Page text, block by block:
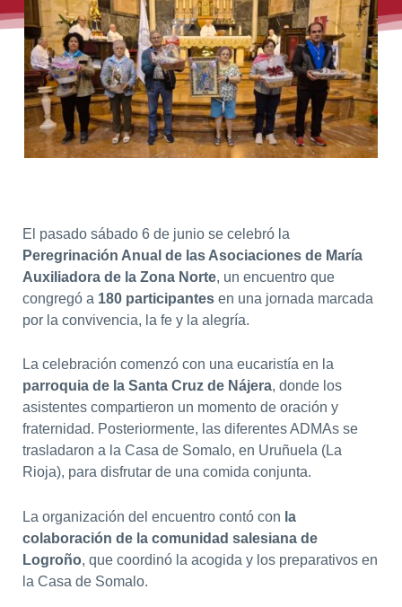
El pasado sábado 6 de junio se celebró la
Peregrinación Anual de las Asociaciones de María
Auxiliadora de la Zona Norte, un encuentro que
congregó a 180 participantesen una jornada marcada
por la convivencia, la fe y la alegría.
La celebración comenzó con una eucaristía en la
parroquia de la Santa Cruz de Nájera, donde los
asistentes compartieron un momento de oración y
fraternidad. Posteriormente, las diferentes ADMAs se
trasladaron a la Casa de Somalo, en Uruñuela (La
Rioja), para disfrutar de una comida conjunta.
La organización del encuentro contó con la
colaboración de la comunidad salesiana de
Logroño, que coordinó la acogida y los preparativos en
la Casa de Somalo.